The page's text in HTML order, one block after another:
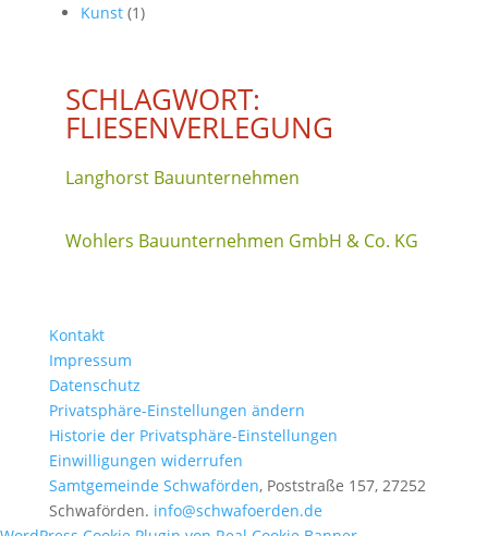
Kunst (1)
SCHLAGWORT:
FLIESENVERLEGUNG
Langhorst Bauunternehmen
Wohlers Bauunternehmen GmbH & Co. KG
Kontakt
Impressum
Datenschutz
Privatsphäre-Einstellungen ändern
Historie der Privatsphäre-Einstellungen
Einwilligungen widerrufen
Samtgemeinde Schwaförden, Poststraße 157, 27252
Schwaförden. info@schwafoerden.de